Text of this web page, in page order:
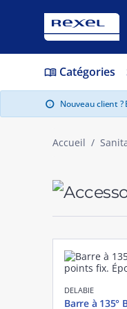
menu_book Catégories
info Nouveau client ?
Accueil
DELABIE
Barre à 135°